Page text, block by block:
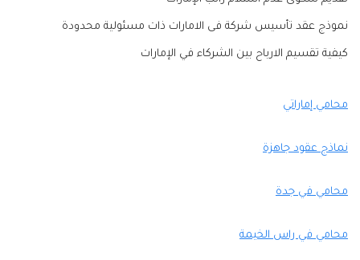
نموذج عقد تأسيس شركة فى الامارات ذات مسئولية محدودة
كيفية تقسيم الارباح بين الشركاء في الإمارات
محامي إماراتي
نماذج عقود جاهزة
محامي في جدة
محامي في راس الخيمة